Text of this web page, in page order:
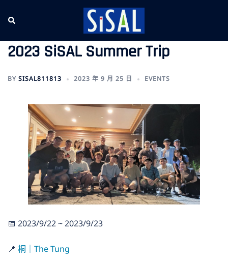
Search
2023 SiSAL Summer Trip
BY SISAL811813 2023 年 9 月 25 日 EVENTS
📅 2023/9/22 ~ 2023/9/23
📍 桐｜The Tung